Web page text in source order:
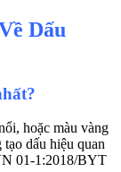
Dấu
hoặc màu vàng
dấu hiệu quan
01-1:2018/BYT